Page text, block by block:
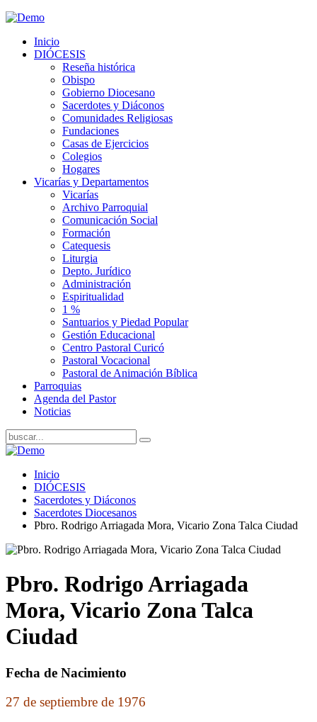
Inicio
DIÓCESIS
Reseña histórica
Obispo
Gobierno Diocesano
Sacerdotes y Diáconos
Comunidades Religiosas
Fundaciones
Casas de Ejercicios
Colegios
Hogares
Vicarías y Departamentos
Vicarías
Archivo Parroquial
Comunicación Social
Formación
Catequesis
Liturgia
Depto. Jurídico
Administración
Espiritualidad
1 %
Santuarios y Piedad Popular
Gestión Educacional
Centro Pastoral Curicó
Pastoral Vocacional
Pastoral de Animación Bíblica
Parroquias
Agenda del Pastor
Noticias
Inicio
DIÓCESIS
Sacerdotes y Diáconos
Sacerdotes Diocesanos
Pbro. Rodrigo Arriagada Mora, Vicario Zona Talca Ciudad
Pbro. Rodrigo Arriagada
Mora, Vicario Zona Talca
Ciudad
Fecha de Nacimiento
27 de septiembre de 1976